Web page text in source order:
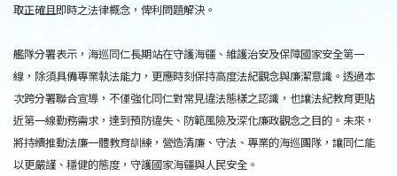
取正確且即時之法律概念，俾利問題解決。
艦隊分署表示，海巡同仁長期站在守護海疆、維護治安及保障國家安全第一
線，除須具備專業執法能力，更應時刻保持高度法紀觀念與廉潔意識。透過本
次跨分署聯合宣導，不僅強化同仁對常見違法態樣之認識，也讓法紀教育更貼
近第一線勤務需求，達到預防違失、防範風險及深化廉政觀念之目的。未來，
將持續推動法廉一體教育訓練，營造清廉、守法、專業的海巡團隊，讓同仁能
以更嚴謹、穩健的態度，守護國家海疆與人民安全。